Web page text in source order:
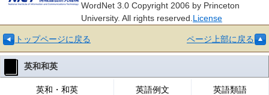
WordNet 3.0 Copyright 2006 by Princeton
University. All rights reserved. License
トップページに戻る ページ上部に戻る
英和和英
英和・和英 英語例文 英語類語